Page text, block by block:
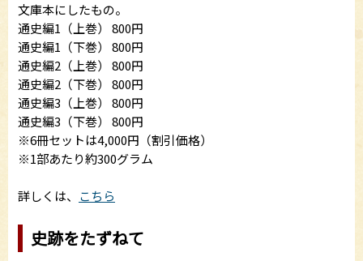
文庫本にしたもの。
通史編1（上巻） 800円
通史編1（下巻） 800円
通史編2（上巻） 800円
通史編2（下巻） 800円
通史編3（上巻） 800円
通史編3（下巻） 800円
※6冊セットは4,000円（割引価格）
※1部あたり約300グラム
詳しくは、 こちら
史跡をたずねて